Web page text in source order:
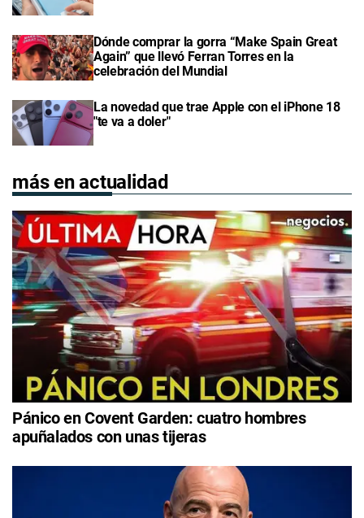
Dónde comprar la gorra “Make Spain Great
Again” que llevó Ferran Torres en la
celebración del Mundial
La novedad que trae Apple con el iPhone 18
"te va a doler"
más en actualidad
Pánico en Covent Garden: cuatro hombres
apuñalados con unas tijeras